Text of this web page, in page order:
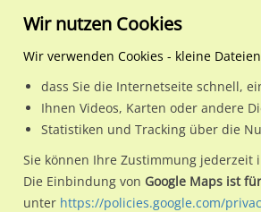
Wähle den Werbestandort:
Wir nutzen Cookies
Wir verwenden Cookies - kleine
dass Sie die Internetseite schnell,
Ihnen Videos, Karten oder andere
Statistiken und Tracking über die
Sie können Ihre Zustimmung jederzeit
Die Einbindung von Google Maps ist
unter https://policies.google.com/